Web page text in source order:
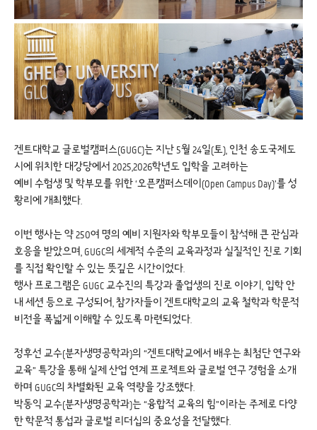
겐트대학교 글로벌캠퍼스(GUGC)는 지난 5월 24일(토), 인천 송도국제도
시에 위치한 대강당에서 2025,2026학년도 입학을 고려하는
예비 수험생 및 학부모를 위한 ‘오픈캠퍼스데이(Open Campus Day)’를 성
황리에 개최했다.
이번 행사는 약 250여 명의 예비 지원자와 학부모들이 참석해 큰 관심과
호응을 받았으며, GUGC의 세계적 수준의 교육과정과 실질적인 진로 기회
를 직접 확인할 수 있는 뜻깊은 시간이었다.
행사 프로그램은 GUGC 교수진의 특강과 졸업생의 진로 이야기, 입학 안
내 세션 등으로 구성되어, 참가자들이 겐트대학교의 교육 철학과 학문적
비전을 폭넓게 이해할 수 있도록 마련되었다.
정후선 교수(분자생명공학과)의 “겐트대학교에서 배우는 최첨단 연구와
교육” 특강을 통해 실제 산업 연계 프로젝트와 글로벌 연구 경험을 소개
하며 GUGC의 차별화된 교육 역량을 강조했다.
박동익 교수(분자생명공학과)는 “융합적 교육의 힘”이라는 주제로 다양
한 학문적 통섭과 글로벌 리더십의 중요성을 전달했다.